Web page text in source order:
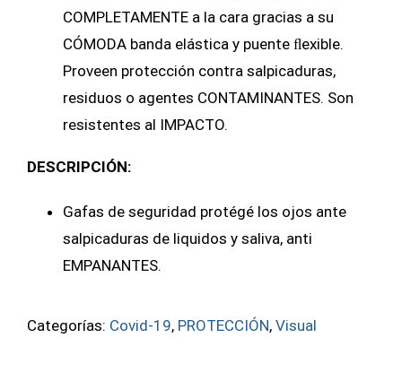
COMPLETAMENTE a la cara gracias a su
CÓMODA banda elástica y puente ﬂexible.
Proveen protección contra salpicaduras,
residuos o agentes CONTAMINANTES. Son
resistentes al IMPACTO.
DESCRIPCIÓN:
Gafas de seguridad protégé los ojos ante
salpicaduras de liquidos y saliva, anti
EMPANANTES.
Categorías: Covid-19, PROTECCIÓN, Visual